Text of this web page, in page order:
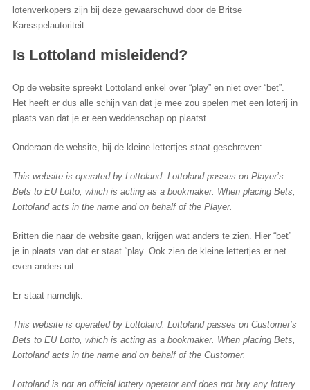
lotenverkopers zijn bij deze gewaarschuwd door de Britse
Kansspelautoriteit.
Is Lottoland misleidend?
Op de website spreekt Lottoland enkel over “play” en niet over “bet”.
Het heeft er dus alle schijn van dat je mee zou spelen met een loterij in
plaats van dat je er een weddenschap op plaatst.
Onderaan de website, bij de kleine lettertjes staat geschreven:
This website is operated by Lottoland. Lottoland passes on Player’s
Bets to EU Lotto, which is acting as a bookmaker. When placing Bets,
Lottoland acts in the name and on behalf of the Player.
Britten die naar de website gaan, krijgen wat anders te zien. Hier “bet”
je in plaats van dat er staat “play. Ook zien de kleine lettertjes er net
even anders uit.
Er staat namelijk:
This website is operated by Lottoland. Lottoland passes on Customer’s
Bets to EU Lotto, which is acting as a bookmaker. When placing Bets,
Lottoland acts in the name and on behalf of the Customer.
Lottoland is not an official lottery operator and does not buy any lottery